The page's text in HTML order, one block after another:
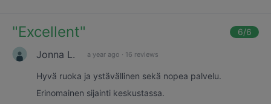
"Excellent" 6/6
Jonna L. a year ago · 16 reviews
Hyvä ruoka ja ystävällinen sekä nopea palvelu.
Erinomainen sijainti keskustassa.